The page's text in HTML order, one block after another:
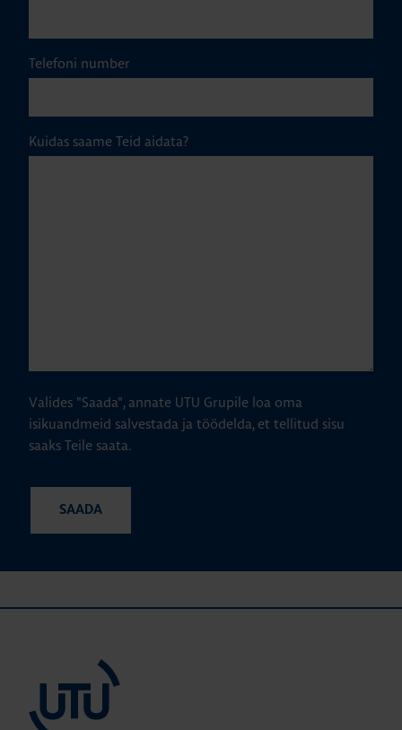
Telefoni number
Kuidas saame Teid aidata?
Valides "Saada", annate UTU Grupile loa oma
isikuandmeid salvestada ja töödelda, et tellitud sisu
saaks Teile saata.